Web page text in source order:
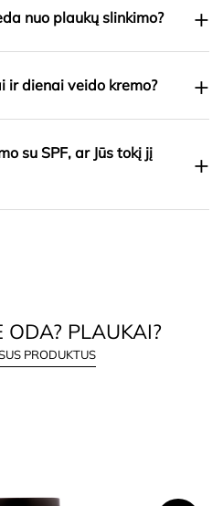
nuo plaukų slinkimo? +
ir dienai veido kremo? +
su SPF, ar Jūs tokį jį
+
ODA? PLAUKAI?
PRODUKTUS